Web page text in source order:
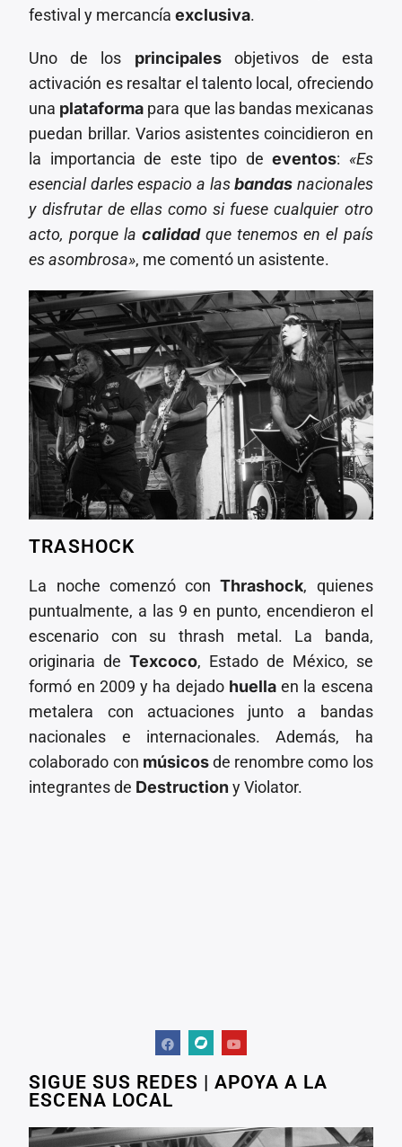
festival y mercancíaexclusiva.
Uno de los principalesobjetivos de esta
activación es resaltar el talento local, ofreciendo
una plataforma para que las bandas mexicanas
puedan brillar. Varios asistentes coincidieron en
la importancia de este tipo deeventos: «Es
esencial darles espacio a lasbandas nacionales
y disfrutar de ellas como si fuese cualquier otro
acto, porque la calidadque tenemos en el país
es asombrosa», me comentó un asistente.
TRASHOCK
La noche comenzó conThrashock, quienes
puntualmente, a las 9 en punto, encendieron el
escenario con su thrash metal. La banda,
originaria deTexcoco, Estado de México, se
formó en 2009 y ha dejado huellaen la escena
metalera con actuaciones junto a bandas
nacionales e internacionales. Además, ha
colaborado con músicosde renombre como los
integrantes de Destruction y Violator.
SIGUE SUS REDES | APOYA A LA
ESCENA LOCAL